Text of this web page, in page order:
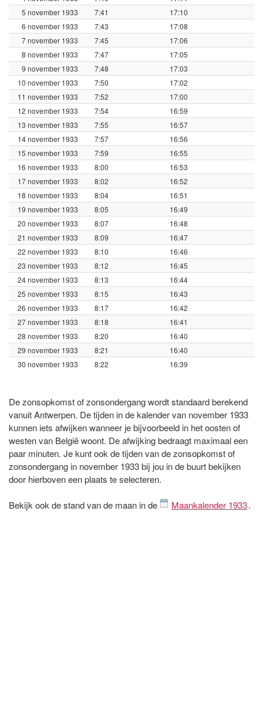
5 november 1933
7:41
17:10
6 november 1933
7:43
17:08
7 november 1933
7:45
17:06
8 november 1933
7:47
17:05
9 november 1933
7:48
17:03
10 november 1933
7:50
17:02
11 november 1933
7:52
17:00
12 november 1933
7:54
16:59
13 november 1933
7:55
16:57
14 november 1933
7:57
16:56
15 november 1933
7:59
16:55
16 november 1933
8:00
16:53
17 november 1933
8:02
16:52
18 november 1933
8:04
16:51
19 november 1933
8:05
16:49
20 november 1933
8:07
16:48
21 november 1933
8:09
16:47
22 november 1933
8:10
16:46
23 november 1933
8:12
16:45
24 november 1933
8:13
16:44
25 november 1933
8:15
16:43
26 november 1933
8:17
16:42
27 november 1933
8:18
16:41
28 november 1933
8:20
16:40
29 november 1933
8:21
16:40
30 november 1933
8:22 16:39
De zonsopkomst of zonsondergang wordt standaard berekend
vanuit Antwerpen. De tijden in de kalender van november 1933
kunnen iets afwijken wanneer je bijvoorbeeld in het oosten of
westen van België woont. De afwijking bedraagt maximaal een
paar minuten. Je kunt ook de tijden van de zonsopkomst of
zonsondergang in november 1933 bij jou in de buurt bekijken
door hierboven een plaats te selecteren.
Bekijk ook de stand van de maan in de Maankalender 1933.